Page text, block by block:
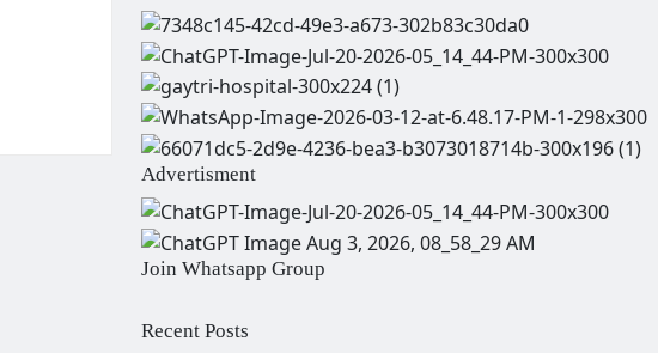
Advertisment
Join Whatsapp Group
Recent Posts